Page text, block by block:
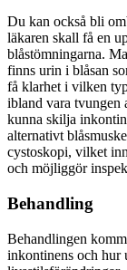
Du kan också bli
läkaren skall få en
blåstömningarna.
finns urin i blåsan
få klarhet i vilken
ibland vara tvungen
kunna skilja
alternativt
cystoskopi, vilket
och möjliggör
Behandling
Behandlingen
inkontinens och hur